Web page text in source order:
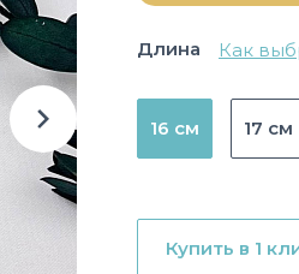
Длина Как
16 см 17 см
Купить в 1